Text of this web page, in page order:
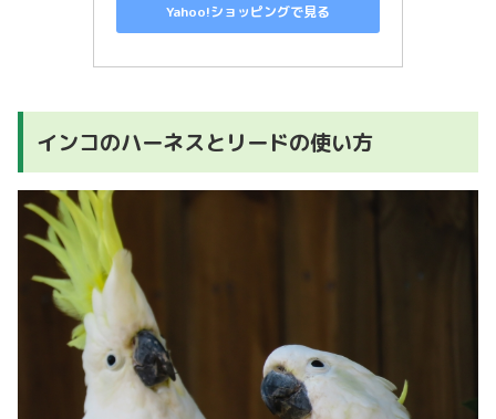
Yahoo!ショッピングで見る
インコのハーネスとリードの使い方